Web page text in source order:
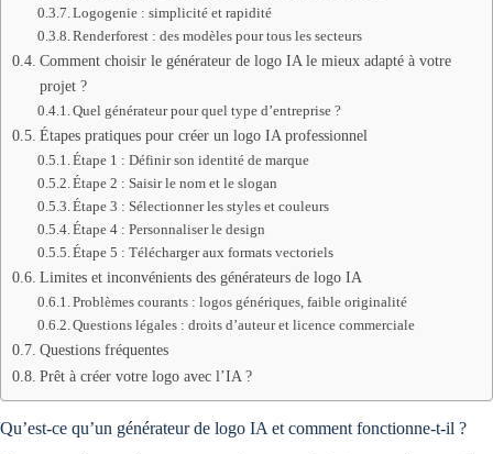
Logogenie : simplicité et rapidité
Renderforest : des modèles pour tous les secteurs
Comment choisir le générateur de logo IA le mieux adapté à votre
projet ?
Quel générateur pour quel type d’entreprise ?
Étapes pratiques pour créer un logo IA professionnel
Étape 1 : Définir son identité de marque
Étape 2 : Saisir le nom et le slogan
Étape 3 : Sélectionner les styles et couleurs
Étape 4 : Personnaliser le design
Étape 5 : Télécharger aux formats vectoriels
Limites et inconvénients des générateurs de logo IA
Problèmes courants : logos génériques, faible originalité
Questions légales : droits d’auteur et licence commerciale
Questions fréquentes
Prêt à créer votre logo avec l’IA ?
Qu’est-ce qu’un générateur de logo IA et comment fonctionne-t-il ?